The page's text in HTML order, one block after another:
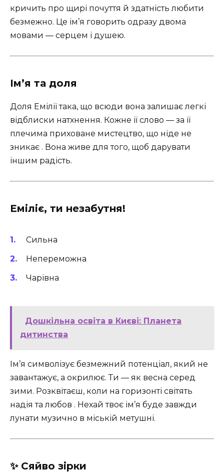
кричить про щирі почуття й здатність любити
безмежно. Це ім’я говорить одразу двома
мовами — серцем і душею.
Ім’я та доля
Доля Емілії така, що всюди вона залишає легкі
відблиски натхнення. Кожне її слово — за її
плечима приховане мистецтво, що ніде не
зникає . Вона живе для того, щоб дарувати
іншим радість.
Еміліє, ти незабутня!
Сильна
Непереможна
Чарівна
Дошкільна освіта в Києві: Планета
дитинства
Ім’я символізує безмежний потенціал, який не
завантажує, а окрилює. Ти — як весна серед
зими. Розквітаєш, коли на горизонті світять
надія та любов . Нехай твоє ім’я буде завжди
лунати музично в міській метушні.
✨ Сяйво зірки